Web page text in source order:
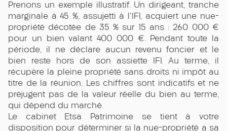
Prenons un exemple illustratif. Un dirigeant, tranche
marginale à 45 %, assujetti à l'IFI, acquiert une nue-
propriété décotée de 35 % sur 15 ans : 260 000 €
pour un bien valant 400 000 €. Pendant toute la
période, il ne déclare aucun revenu foncier et le
bien reste hors de son assiette IFI. Au terme, il
récupère la pleine propriété sans droits ni impôt au
titre de la réunion. Les chiffres sont indicatifs et ne
préjugent pas de la valeur réelle du bien au terme,
qui dépend du marché.
Le cabinet Etsa Patrimoine se tient à votre
disposition pour déterminer si la nue-propriété a sa